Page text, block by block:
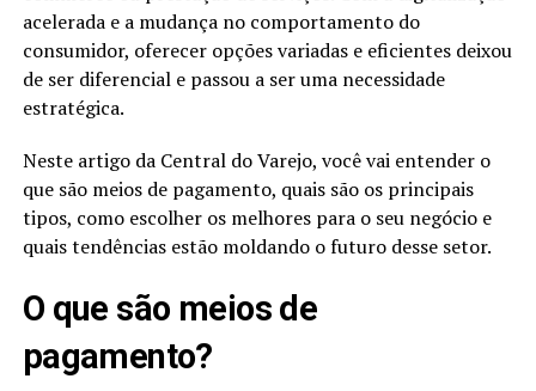
UP NEXT
Burger King Lança Promoção do Dia dos Namorados
para “Corno” com Muito Sabor e Ironia
DON'T MISS
L’Oréal
acelerada e a mudança no comportamento do
consumidor, oferecer opções variadas e eficientes deixou
de ser diferencial e passou a ser uma necessidade
estratégica.
Neste artigo da Central do Varejo, você vai entender o
que são meios de pagamento, quais são os principais
tipos, como escolher os melhores para o seu negócio e
quais tendências estão moldando o futuro desse setor.
O que são meios de
pagamento?